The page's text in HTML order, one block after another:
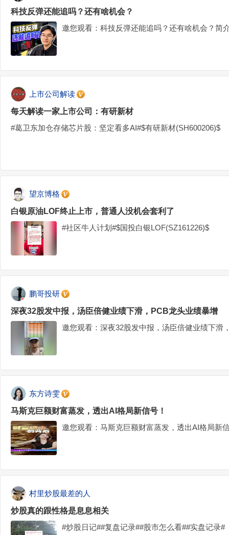
科技反弹还能追吗？还有啥机会？
邀您观看：科技反弹还能追吗？还有啥机会？简
上市公司解读
每天解读一家上市公司：有研新材
#葛卫东加仓存储芯片股：坚定看多AI#$有研新材(SH600206)$
望京博格
白银原油LOF终止上市，普通人没机会套利了
#社区牛人计划#$国投白银LOF(SZ161226)$
鹏哥投研
深夜32股发中报，汤臣倍健业绩下滑，PCB龙头业绩暴增
邀您观看：深夜32股发中报，汤臣倍健业绩下滑
东方诗雯
马斯克巨额财富蒸发，透出AI格局新信号！
邀您观看：马斯克巨额财富蒸发，透出AI格局新
村里炒股最差的人
炒股真的跟性格是息息相关
#炒股日记##复盘记录##股市怎么看##实盘记录#